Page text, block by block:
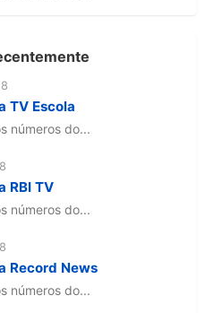
TV Escola
números do...
RBI TV
números do...
Record News
números do...